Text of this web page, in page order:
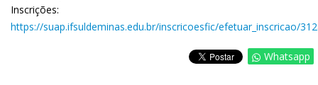
Inscrições:
https://suap.ifsuldeminas.edu.br/inscricoesfic/efetuar_inscricao/
Whatsapp